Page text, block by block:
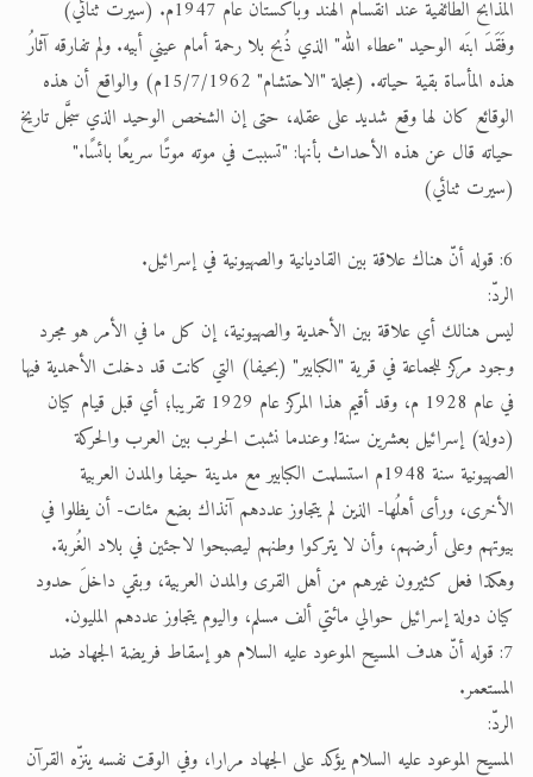
المذابح الطائفية عند انقسام الهند وباكستان عام 1947م. (سيرت ثنائي)
وفَقَدَ ابنَه الوحيد "عطاء الله" الذي ذُبح بلا رحمة أمام عيني أبيه. ولم تفارقه آثارُ
هذه المأساة بقية حياته. (مجلة "الاحتشام" 15/7/1962م) والواقع أن هذه
الوقائع كان لها وقع شديد على عقله، حتى إن الشخص الوحيد الذي سجَّل تاريخ
حياته قال عن هذه الأحداث بأنها: "تسببت في موته موتًا سريعًا بائسًا."
(سيرت ثنائي)
6: قوله أنّ هناك علاقة بين القاديانية والصهيونية في إسرائيل.
الردّ:
ليس هنالك أي علاقة بين الأحمدية والصهيونية، إن كل ما في الأمر هو مجرد
وجود مركز للجماعة في قرية "الكبابير" (بحيفا) التي كانت قد دخلت الأحمدية فيها
في عام 1928 م، وقد أقيم هذا المركز عام 1929 تقريبا؛ أي قبل قيام كيان
(دولة) إسرائيل بعشرين سنة! وعندما نشبت الحرب بين العرب والحركة
الصهيونية سنة 1948م استسلمت الكبابير مع مدينة حيفا والمدن العربية
الأخرى، ورأى أهلُها- الذين لم يتجاوز عددهم آنذاك بضع مئات- أن يظلوا في
بيوتهم وعلى أرضهم، وأن لا يتركوا وطنهم ليصبحوا لاجئين في بلاد الغُربة.
وهكذا فعل كثيرون غيرهم من أهل القرى والمدن العربية، وبقي داخلَ حدود
كيان دولة إسرائيل حوالي مائتي ألف مسلم، واليوم يتجاوز عددهم المليون.
7: قوله أنّ هدف المسيح الموعود عليه السلام هو إسقاط فريضة الجهاد ضد
المستعمر.
الردّ:
المسيح الموعود عليه السلام يؤكد على الجهاد مرارا، وفي الوقت نفسه ينزّه القرآن